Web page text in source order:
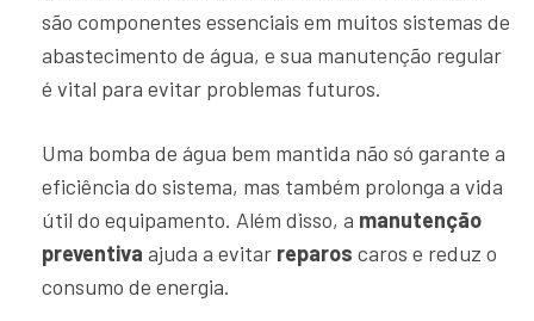
são componentes essenciais em muitos sistemas de
abastecimento de água, e sua manutenção regular
é vital para evitar problemas futuros.
Uma bomba de água bem mantida não só garante a
eficiência do sistema, mas também prolonga a vida
útil do equipamento. Além disso, a manutenção
preventiva ajuda a evitar reparos caros e reduz o
consumo de energia.